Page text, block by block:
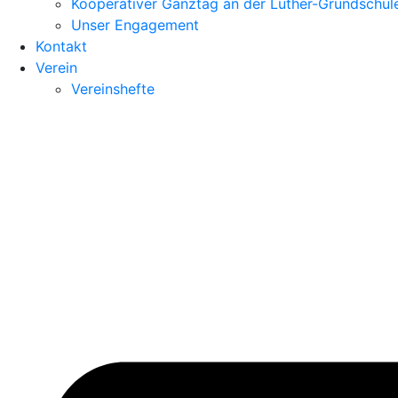
Kooperativer Ganztag an der Luther-
Unser Engagement
Kontakt
Verein
Vereinshefte